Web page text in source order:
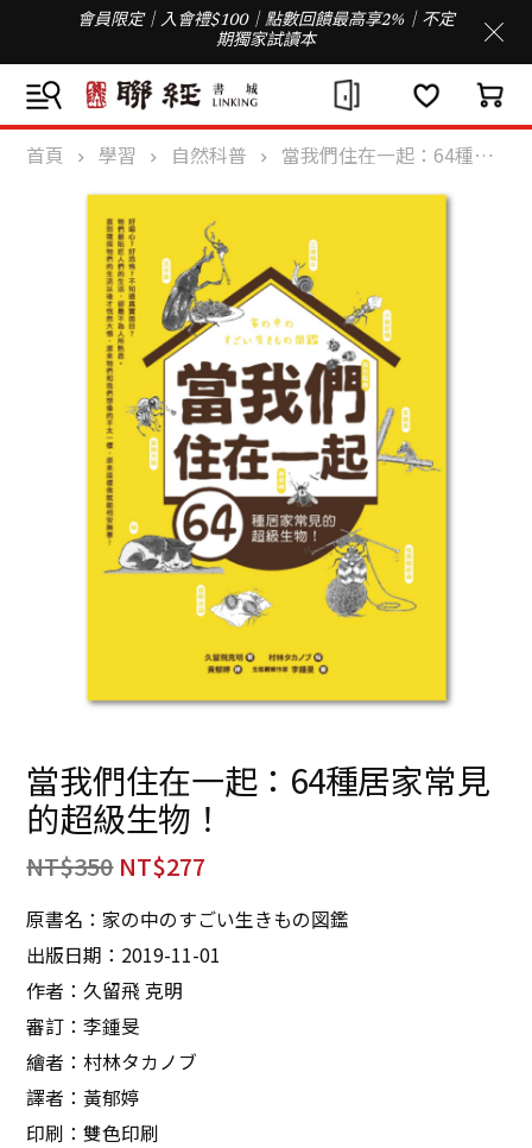
會員限定｜入會禮$100｜點數回饋最高享2%｜不定
期獨家試讀本
首頁 學習 自然科普 當我們住在一起：64種居家常見的超級生物！
當我們住在一起：64種居家常見
的超級生物！
NT$350 NT$277
原書名：家の中のすごい生きもの図鑑
出版日期：2019-11-01
作者：久留飛 克明
審訂：李鍾旻
繪者：村林タカノブ
譯者：黃郁婷
印刷：雙色印刷